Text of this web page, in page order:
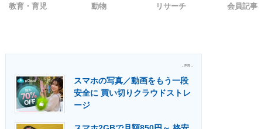
ーのコミュニティ マーケ×ITの今がよく分かる
教育・育児 動物 リサーチ 会員記事
- PR -
スマホの写真／動画をもう一段
安全に 買い切りクラウドストレ
ージ